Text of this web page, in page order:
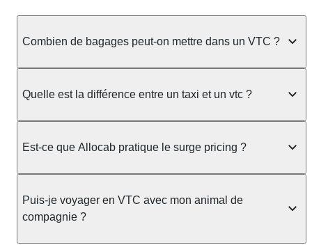
Combien de bagages peut-on mettre dans un VTC ?
réservée :
Berline, Green, Berline Affaires, VAO : jusqu'à 3
Moto-taxi : jusqu'à 2 bagages cabine TPMR : 1
bagage
Le prix de la course ne change pas selon le
nombre de bagages. Si vous avez des bagages
Quelle est la différence entre un taxi et un vtc ?
dans la rue ou à une station, avec un tarif calculé au
réservation préalable et propose un prix fixe connu
à l'avance, sans mauvaise surprise ni frais cachés.
Chez Allocab, tous les chauffeurs sont des
Est-ce que Allocab pratique le surge pricing ?
prix de votre course est calculé et affiché avant la
validation de la réservation, puis fixé définitivement.
Puis-je voyager en VTC avec mon animal de
compagnie ?